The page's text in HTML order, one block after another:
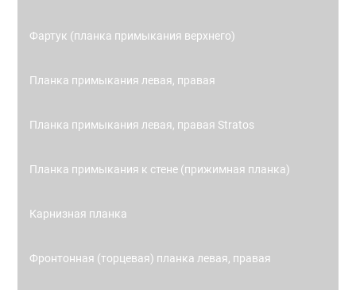
Фартук (планка примыкания верхнего)
Планка примыкания левая, правая
Планка примыкания левая, правая Stratos
Планка примыкания к стене (прижимная планка)
Карнизная планка
Фронтонная (торцевая) планка левая, правая